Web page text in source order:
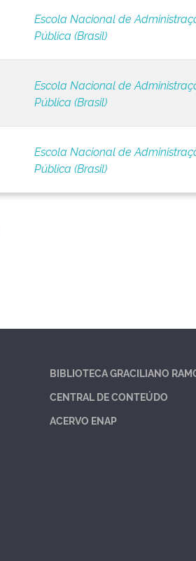
Escola Nacional de
Pública (Brasil)
Escola Nacional de
Pública (Brasil)
Escola Nacional de
Pública (Brasil)
BIBLIOTECA GRACILIANO
CENTRAL DE CONTEÚDO
ACERVO ENAP